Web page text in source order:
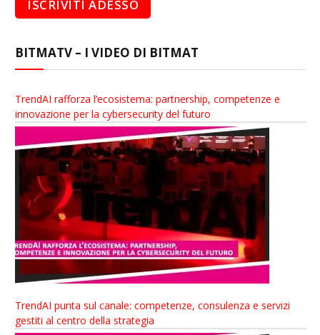
BITMATV – I VIDEO DI BITMAT
TrendAI rafforza l’ecosistema: partnership, competenze e
innovazione per la cybersecurity del futuro
TrendAI punta sul canale: competenze, consulenza e servizi
gestiti al centro della strategia